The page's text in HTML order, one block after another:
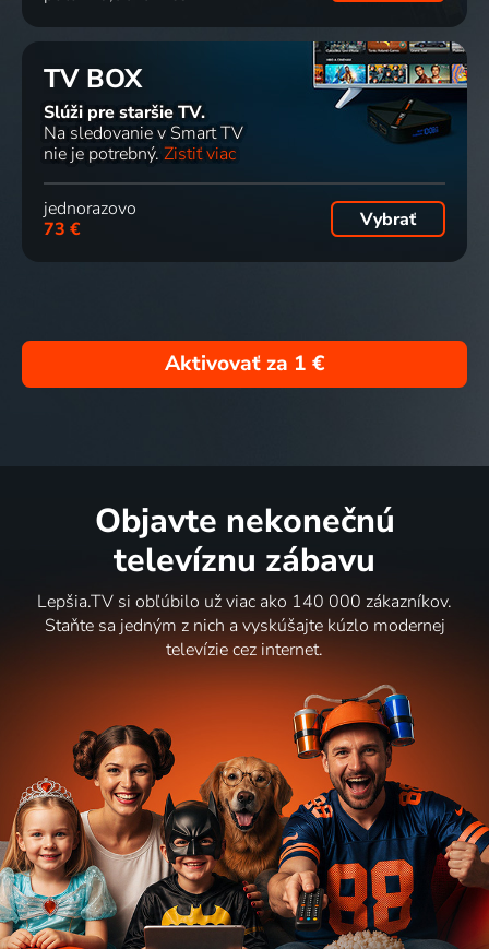
TV BOX
Slúži pre staršie TV.
Na sledovanie v Smart TV
nie je potrebný. Zistiť viac
jednorazovo
73 €
Vybrať
Aktivovať za 1 €
Objavte nekonečnú
televíznu zábavu
Lepšia.TV si obľúbilo už viac ako 140 000 zákazníkov.
Staňte sa jedným z nich a vyskúšajte kúzlo modernej
televízie cez internet.